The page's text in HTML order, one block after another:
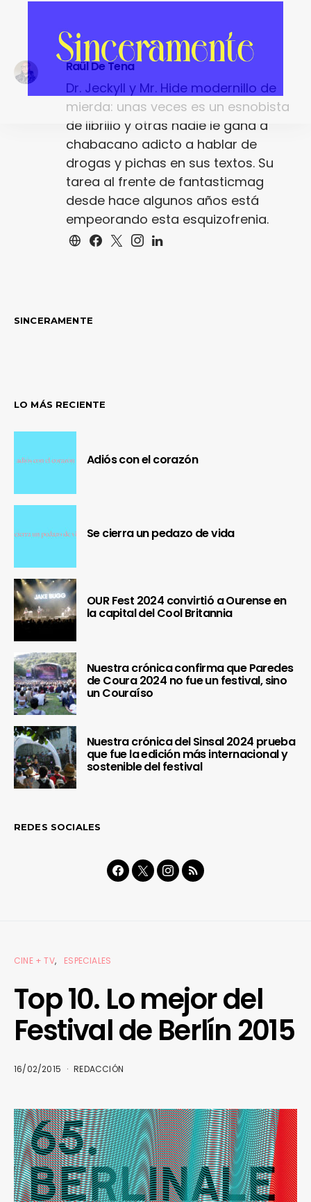
Raül De Tena
Dr. Jeckyll y Mr. Hide modernillo de
mierda: unas veces es un esnobista
de librillo y otras nadie le gana a
chabacano adicto a hablar de
drogas y pichas en sus textos. Su
tarea al frente de fantasticmag
desde hace algunos años está
empeorando esta esquizofrenia.
SINCERAMENTE
LO MÁS RECIENTE
Adiós con el corazón
Se cierra un pedazo de vida
OUR Fest 2024 convirtió a Ourense en
la capital del Cool Britannia
Nuestra crónica confirma que Paredes
de Coura 2024 no fue un festival, sino
un Couraíso
Nuestra crónica del Sinsal 2024 prueba
que fue la edición más internacional y
sostenible del festival
REDES SOCIALES
CINE + TV ESPECIALES
Top 10. Lo mejor del
Festival de Berlín 2015
16/02/2015 REDACCIÓN